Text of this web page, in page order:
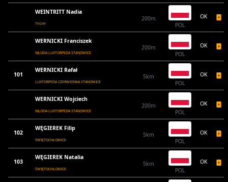
WEINTRITT Nadia
TYCHY
200m
POL
OK
WERNICKI Franciszek
MŁODA LUXTORPEDA STANOWICE
200m
POL
OK
101
WERNICKI Rafał
LUXTORPEDA CZERWIONKA STANOWICE
5km
POL
OK
WERNICKI Wojciech
MŁODA LUXTORPEDA STANOWICE
200m
POL
OK
102
WĘGIEREK Filip
ŚWIĘTOCHŁOWICE
5km
POL
OK
103
WĘGIEREK Natalia
ŚWIĘTOCHŁOWICE
5km
POL
OK